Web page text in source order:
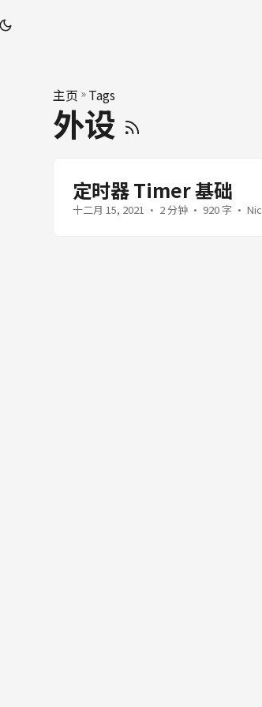
主页 » Tags
外设
定时器 Timer 基础
十二月 15, 2021 · 2 分钟 · 920 字 · Nic